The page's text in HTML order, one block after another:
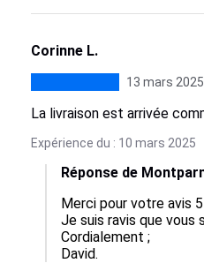
Corinne L.
13 mars 2025
La livraison est arrivée
Expérience du : 10 mars 2025
Réponse de
Merci pour votre avis
Je suis ravis que vous
Cordialement ;
David.